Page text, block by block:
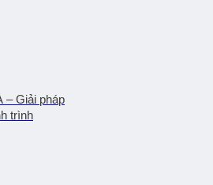
– Giải pháp
trình